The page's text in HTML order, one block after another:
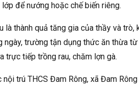
để nướng hoặc chế biến riêng.
là thành quả tăng gia của thầy và
ngày, trường tận dụng thức ăn thừa
trực tiếp trồng rau, chăm lợn gà.